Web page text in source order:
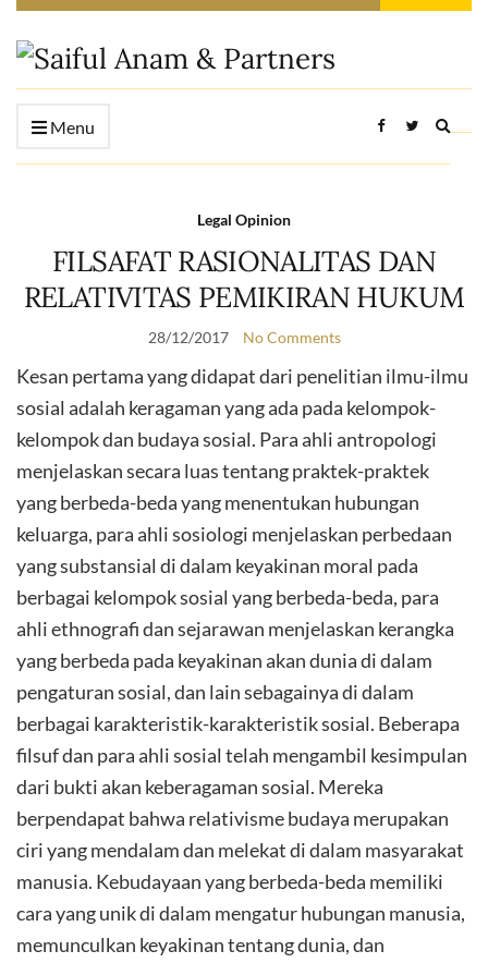
Menu
form
Legal Opinion
FILSAFAT RASIONALITAS DAN
RELATIVITAS PEMIKIRAN HUKUM
28/12/2017 No Comments
Kesan pertama yang didapat dari penelitian ilmu-ilmu
sosial adalah keragaman yang ada pada kelompok-
kelompok dan budaya sosial. Para ahli antropologi
menjelaskan secara luas tentang praktek-praktek
yang berbeda-beda yang menentukan hubungan
keluarga, para ahli sosiologi menjelaskan perbedaan
yang substansial di dalam keyakinan moral pada
berbagai kelompok sosial yang berbeda-beda, para
ahli ethnografi dan sejarawan menjelaskan kerangka
yang berbeda pada keyakinan akan dunia di dalam
pengaturan sosial, dan lain sebagainya di dalam
berbagai karakteristik-karakteristik sosial. Beberapa
filsuf dan para ahli sosial telah mengambil kesimpulan
dari bukti akan keberagaman sosial. Mereka
berpendapat bahwa relativisme budaya merupakan
ciri yang mendalam dan melekat di dalam masyarakat
manusia. Kebudayaan yang berbeda-beda memiliki
cara yang unik di dalam mengatur hubungan manusia,
memunculkan keyakinan tentang dunia, dan